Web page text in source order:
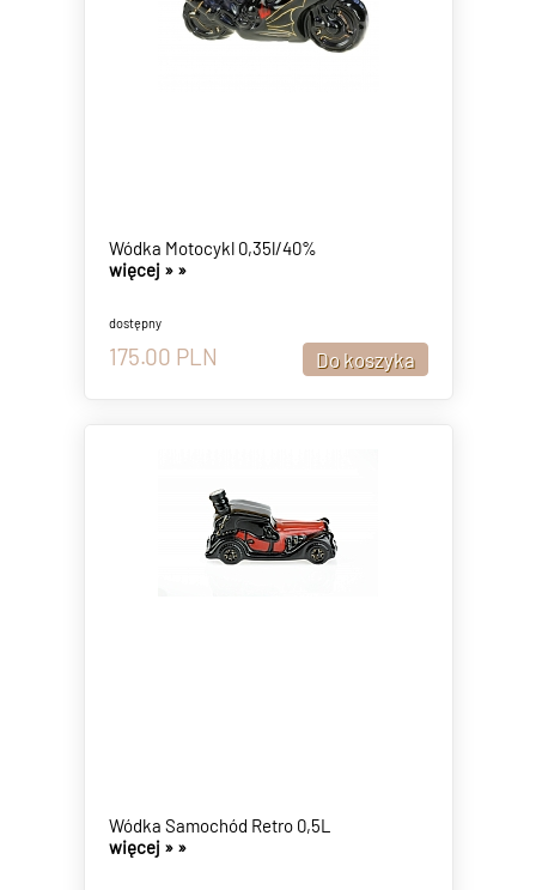
Wódka Motocykl 0,35l/40%
więcej » »
dostępny
175.00 PLN
Wódka Samochód Retro 0,5L
więcej » »